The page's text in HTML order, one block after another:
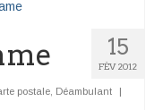
15
FÉV 2012
postale Déambulant
|